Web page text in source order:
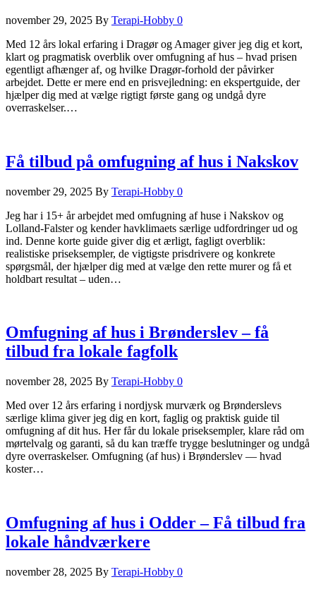
november 29, 2025 By Terapi-Hobby 0
Med 12 års lokal erfaring i Dragør og Amager giver jeg dig et kort,
klart og pragmatisk overblik over omfugning af hus – hvad prisen
egentligt afhænger af, og hvilke Dragør-forhold der påvirker
arbejdet. Dette er mere end en prisvejledning: en ekspertguide, der
hjælper dig med at vælge rigtigt første gang og undgå dyre
overraskelser.…
Få tilbud på omfugning af hus i Nakskov
november 29, 2025 By Terapi-Hobby 0
Jeg har i 15+ år arbejdet med omfugning af huse i Nakskov og
Lolland-Falster og kender havklimaets særlige udfordringer ud og
ind. Denne korte guide giver dig et ærligt, fagligt overblik:
realistiske priseksempler, de vigtigste prisdrivere og konkrete
spørgsmål, der hjælper dig med at vælge den rette murer og få et
holdbart resultat – uden…
Omfugning af hus i Brønderslev – få
tilbud fra lokale fagfolk
november 28, 2025 By Terapi-Hobby 0
Med over 12 års erfaring i nordjysk murværk og Brønderslevs
særlige klima giver jeg dig en kort, faglig og praktisk guide til
omfugning af dit hus. Her får du lokale priseksempler, klare råd om
mørtelvalg og garanti, så du kan træffe trygge beslutninger og undgå
dyre overraskelser. Omfugning (af hus) i Brønderslev — hvad
koster…
Omfugning af hus i Odder – Få tilbud fra
lokale håndværkere
november 28, 2025 By Terapi-Hobby 0